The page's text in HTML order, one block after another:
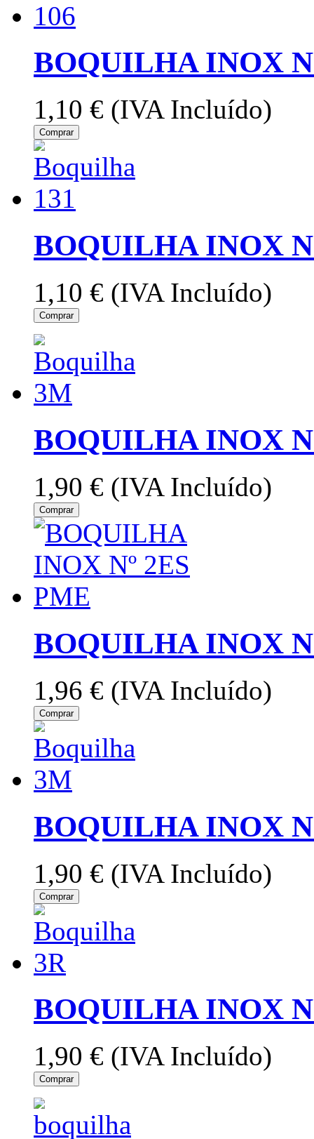
BOQUILHA INOX
1,10 € (IVA Incluído)
Comprar
BOQUILHA INOX
1,10 € (IVA Incluído)
Comprar
BOQUILHA INOX
1,90 € (IVA Incluído)
Comprar
BOQUILHA INOX
1,96 € (IVA Incluído)
Comprar
BOQUILHA INOX
1,90 € (IVA Incluído)
Comprar
BOQUILHA INOX
1,90 € (IVA Incluído)
Comprar